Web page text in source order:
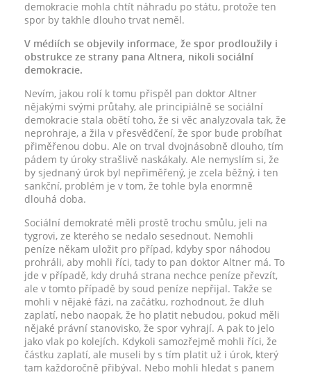
demokracie mohla chtít náhradu po státu, protože ten
spor by takhle dlouho trvat neměl.
V médiích se objevily informace, že spor prodloužily i
obstrukce ze strany pana Altnera, nikoli sociální
demokracie.
Nevím, jakou rolí k tomu přispěl pan doktor Altner
nějakými svými průtahy, ale principiálně se sociální
demokracie stala obětí toho, že si věc analyzovala tak, že
neprohraje, a žila v přesvědčení, že spor bude probíhat
přiměřenou dobu. Ale on trval dvojnásobně dlouho, tím
pádem ty úroky strašlivě naskákaly. Ale nemyslím si, že
by sjednaný úrok byl nepřiměřený, je zcela běžný, i ten
sankční, problém je v tom, že tohle byla enormně
dlouhá doba.
Sociální demokraté měli prostě trochu smůlu, jeli na
tygrovi, ze kterého se nedalo sesednout. Nemohli
peníze někam uložit pro případ, kdyby spor náhodou
prohráli, aby mohli říci, tady to pan doktor Altner má. To
jde v případě, kdy druhá strana nechce peníze převzít,
ale v tomto případě by soud peníze nepřijal. Takže se
mohli v nějaké fázi, na začátku, rozhodnout, že dluh
zaplatí, nebo naopak, že ho platit nebudou, pokud měli
nějaké právní stanovisko, že spor vyhrají. A pak to jelo
jako vlak po kolejích. Kdykoli samozřejmě mohli říci, že
částku zaplatí, ale museli by s tím platit už i úrok, který
tam každoročně přibýval. Nebo mohli hledat s panem